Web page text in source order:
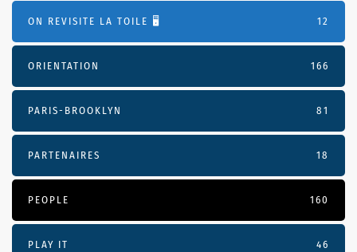
ON REVISITE LA TOILE 🖥️ 12
ORIENTATION 166
PARIS-BROOKLYN 81
PARTENAIRES 18
PEOPLE 160
PLAY IT 46